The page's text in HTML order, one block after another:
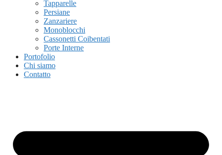
Tapparelle
Persiane
Zanzariere
Monoblocchi
Cassonetti Coibentati
Porte Interne
Portofolio
Chi siamo
Contatto